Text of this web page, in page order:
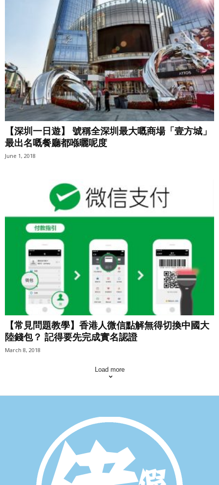
【深圳一日遊】 號稱全深圳最大嘅商場「壹方城」
最出名嘅餐廳都喺曬呢度
June 1, 2018
【常見問題教學】香港人微信點解無得切換中國大
陸錢包？ 記得要先完成實名認證
March 8, 2018
Load more